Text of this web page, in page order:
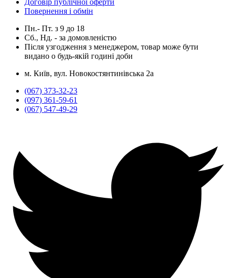
Повернення і обмін
Пн.- Пт. з 9 до 18
Сб., Нд. - за домовленістю
Після узгодження з менеджером, товар може бути
видано о будь-якій годині доби
м. Київ, вул. Новокостянтинівська 2а
(067) 373-32-23
(097) 361-59-61
(067) 547-49-29